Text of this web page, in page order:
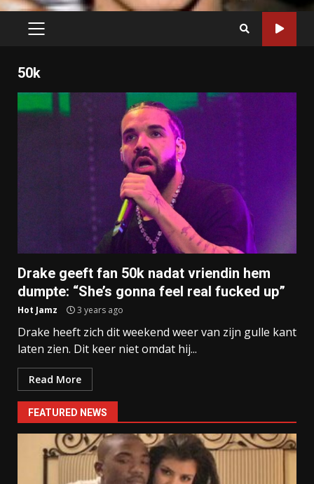
PRIMARY
50k
Drake geeft fan 50k nadat vriendin hem
dumpte: “She’s gonna feel real fucked up”
Hot Jamz 3 years ago
Drake heeft zich dit weekend weer van zijn gulle kant
laten zien. Dit keer niet omdat hij...
Read More
FEATURED NEWS